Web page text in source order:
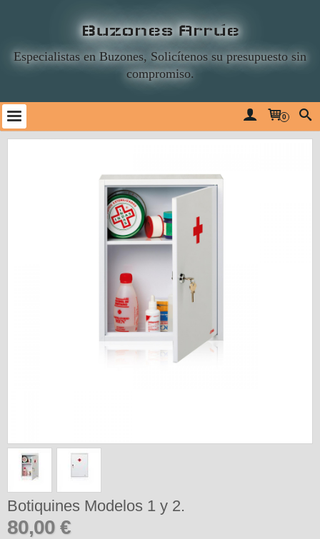
Buzones Arrúe
Especialistas en Buzones, Solicítenos su presupuesto sin
compromiso.
0
Botiquines Modelos 1 y 2.
80,00 €